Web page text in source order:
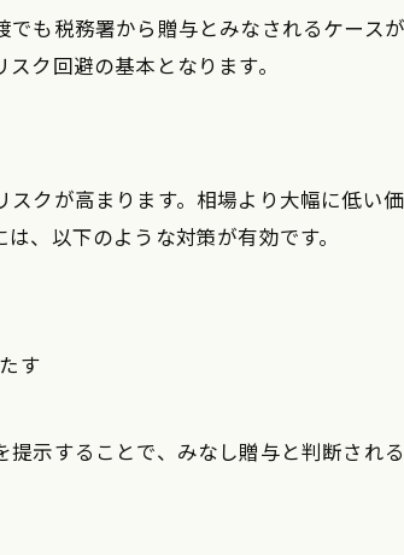
担差を不動産売却で検証
与とみなされる条件の整理
抑えるべき基礎知識
生する贈与税の基礎を解説
税・住民税の関係性を整理
税の基礎知識と申告方法
すい不動産売却のパターン
対策の実践例紹介
売却時の節税に役立つ実践法
も税務署から贈与とみなされるケース
ク回避の基本となります。
クが高まります。相場より大幅に低い
、以下のような対策が有効です。
す
示することで、みなし贈与と判断され